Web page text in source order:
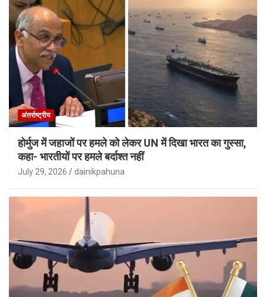
अंतर्राष्ट्रीय
होर्मुज में जहाजों पर हमले को लेकर UN में दिखा भारत का गुस्सा,
कहा- भारतीयों पर हमले बर्दाश्त नहीं
July 29, 2026 dainikpahuna